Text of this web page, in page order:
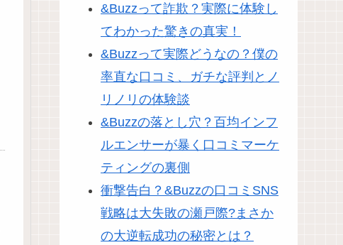
&Buzzって詐欺？実際に体験し
てわかった驚きの真実！
&Buzzって実際どうなの？僕の
率直な口コミ、ガチな評判とノ
リノリの体験談
&Buzzの落とし穴？百均インフ
ルエンサーが暴く口コミマーケ
ティングの裏側
衝撃告白？&Buzzの口コミSNS
戦略は大失敗の瀬戸際?まさか
の大逆転成功の秘密とは？